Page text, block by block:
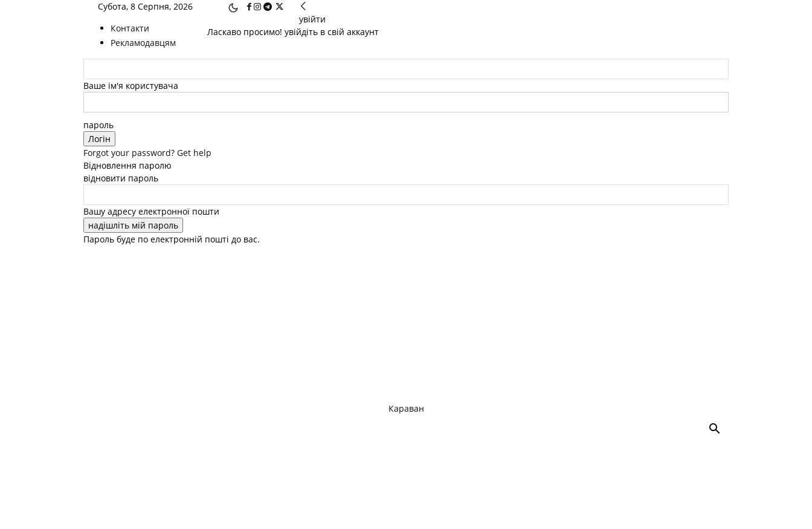
Субота, 8 Серпня, 2026
Контакти
Рекламодавцям
увійти
Ласкаво просимо! увійдіть в свій аккаунт
Ваше ім'я користувача
пароль
Forgot your password? Get help
Відновлення паролю
відновити пароль
Вашу адресу електронної пошти
Пароль буде по електронній пошті до вас.
Караван